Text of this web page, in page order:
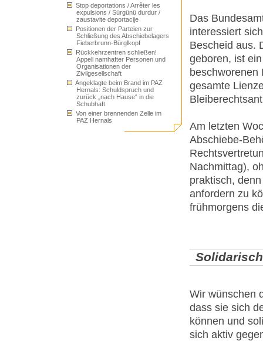
Stop deportations / Arrêter les
expulsions / Sürgünü durdur /
zaustavite deportacije
Positionen der Parteien zur
Schließung des Abschiebelagers
Fieberbrunn-Bürglkopf
Rückkehrzentren schließen!
Appell namhafter Personen und
Organisationen der
Zivilgesellschaft
Angeklagte beim Brand im PAZ
Hernals: Schuldspruch und
zurück „nach Hause“ in die
Schubhaft
Von einer brennenden Zelle im
PAZ Hernals
Das
interessiert
Bescheid aus.
geboren, ist
beschworenen
gesamte
Am letzten
Abschiebe-
Nachmittag),
praktisch,
anfordern zu
frühmorgens
Wir wünschen
dass sie sich
können und
sich aktiv